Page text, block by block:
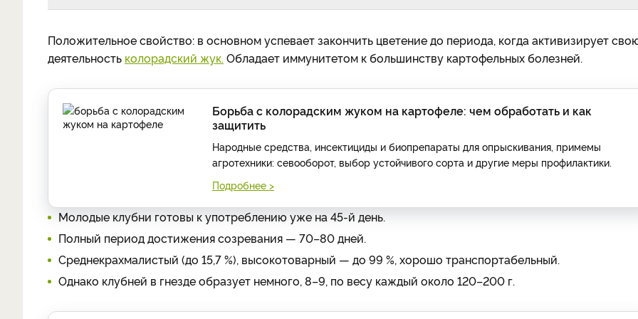
Положительное свойство: в основном успевает закончить цветение до периода, когда активизирует
деятельность колорадский жук. Обладает иммунитетом к большинству картофельных болезней.
Борьба с колорадским жуком на картофеле: чем обработать и как
защитить
Народные средства, инсектициды и биопрепараты для опрыскивания, примемы
агротехники: севооборот, выбор устойчивого сорта и другие меры профилактики.
Подробнее >
Молодые клубни готовы к употреблению уже на 45-й день.
Полный период достижения созревания — 70–80 дней.
Среднекрахмалистый (до 15,7 %), высокотоварный — до 99 %, хорошо транспортабельный.
Однако клубней в гнезде образует немного, 8–9, по весу каждый около 120–200 г.